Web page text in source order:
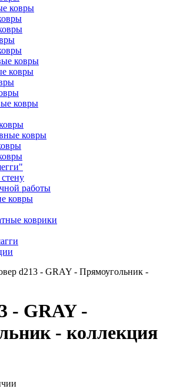
ковры
ковры
ковры
ковры
ковры
работы
ковры
коврики
d213 - GRAY - Прямоугольник -
- GRAY -
- коллекция